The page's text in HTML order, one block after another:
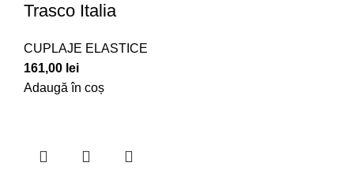
Trasco Italia
CUPLAJE ELASTICE
161,00 lei
Adaugă în coș